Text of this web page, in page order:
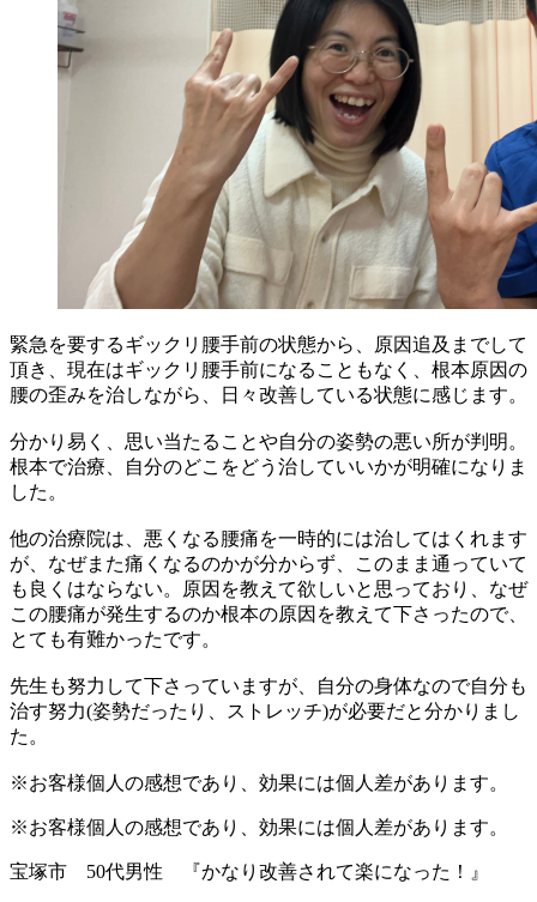
緊急を要するギックリ腰手前の状態から、原因追及までして
頂き、現在はギックリ腰手前になることもなく、根本原因の
腰の歪みを治しながら、日々改善している状態に感じます。
分かり易く、思い当たることや自分の姿勢の悪い所が判明。
根本で治療、自分のどこをどう治していいかが明確になりま
した。
他の治療院は、悪くなる腰痛を一時的には治してはくれます
が、なぜまた痛くなるのかが分からず、このまま通っていて
も良くはならない。原因を教えて欲しいと思っており、なぜ
この腰痛が発生するのか根本の原因を教えて下さったので、
とても有難かったです。
先生も努力して下さっていますが、自分の身体なので自分も
治す努力(姿勢だったり、ストレッチ)が必要だと分かりまし
た。
※お客様個人の感想であり、効果には個人差があります。
※お客様個人の感想であり、効果には個人差があります。
宝塚市 50代男性 『かなり改善されて楽になった！』